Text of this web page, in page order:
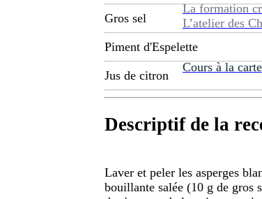
La formation
L’atelier des
Cours à la carte
Gros sel
Piment d'Espelette
Jus de citron
Descriptif de la
Laver et peler les asperges
bouillante salée (10 g de gros